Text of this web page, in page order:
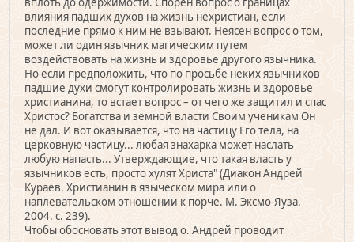
влияния падших духов на жизнь нехристиан, если
последние прямо к ним не взывают. Неясен вопрос о том,
может ли один язычник магическим путем
воздействовать на жизнь и здоровье другого язычника.
Но если предположить, что по просьбе неких язычников
падшие духи смогут контролировать жизнь и здоровье
христианина, то встает вопрос – от чего же защитил и спас
Христос? Богатства и земной власти Своим ученикам Он
не дал. И вот оказывается, что на частицу Его тела, на
церковную частицу... любая знахарка может наслать
любую напасть... Утверждающие, что такая власть у
язычников есть, просто хулят Христа" (Диакон Андрей
Кураев. Христианин в языческом мира или о
наплевательском отношении к порче. М. Эксмо-Яуза.
2004. с. 239).
Чтобы обосновать этот вывод о. Андрей проводит